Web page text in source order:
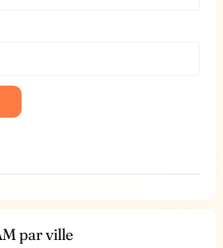
par ville